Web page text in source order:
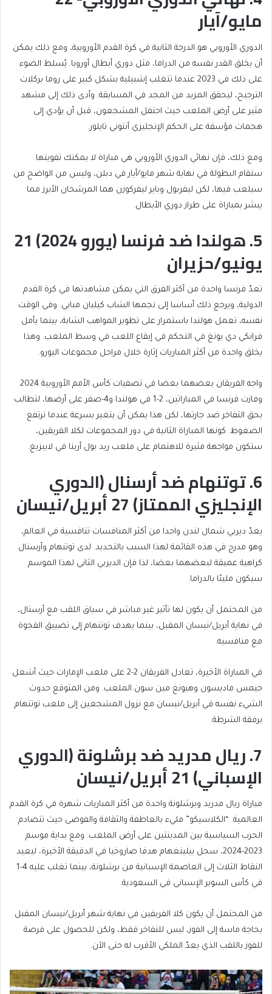
مايو/آيار
الدوري الأوروبي هو الدرجة الثانية في كرة القدم الأوروبية، ومع ذلك يمكن
أن يخلق القدر نفسه من الدراما، مثل دوري أبطال أوروبا. يُسلط الضوء
على ذلك في 2023 عندما تتغلب إشبيلية بشكل كبير على روما بركلات
الترجيح، ليحقق المزيد من المجد في المسابقة. وأدى ذلك إلى مشهد
مثير على أرض الملعب حيث احتفل المشجعون، قبل أن يؤدي إلى
هجمات مؤسفة على الحكم الإنجليزي أنتوني تايلور.
ومع ذلك، فإن نهائي الدوري الأوروبي هي مباراة لا يمكنك تفويتها.
ستقام البطولة في نهاية شهر مايو/أيار في دبلن، وليس من الواضح من
سيلعب فيها، لكن ليفربول وباير ليفركوزن هما المرشحان الأبرز مما
يبشر بمباراة على طراز دوري الأبطال.
5. هولندا ضد فرنسا (يورو 2024) 21
يونيو/حزيران
تعدّ فرنسا واحدة من أكثر الفرق التي يمكن مشاهدتها في كرة القدم
الدولية، ويرجع ذلك أساسا إلى نجمها الشاب كيليان مبابي. وفي الوقت
نفسه، تعمل هولندا باستمرار على تطوير المواهب الشابة، بينما يأمل
فرانكي دي يونغ في التحكم في إيقاع اللعب في وسط الملعب. وهذا
يخلق واحدة من أكثر المباريات إثارة خلال مراحل مجموعات اليورو.
واجه الفريقان بعضهما بعضا في تصفيات كأس الأمم الأوروبية 2024
وفازت فرنسا في المباراتين، 2-1 في هولندا و4-صفر على أرضها، لتطالب
بحق التفاخر ضد جارتها، لكن هذا يمكن أن يتغير بسرعة عندما ترتفع
الضغوط. كونها المباراة الثانية في دور المجموعات لكلا الفريقين،
ستكون مواجهة مثيرة للاهتمام على ملعب ريد بول أرينا في لايبزيغ.
6. توتنهام ضد أرسنال (الدوري
الإنجليزي الممتاز) 27 أبريل/نيسان
يعدّ ديربي شمال لندن واحدا من أكثر المنافسات تنافسية في العالم،
وهو مدرج في هذه القائمة لهذا السبب بالتحديد. لدى توتنهام وأرسنال
كراهية عميقة لبعضهما بعضا، لذا فإن الديربي الثاني لهذا الموسم
سيكون مليئا بالدراما.
من المحتمل أن يكون لها تأثير غير مباشر في سباق اللقب مع أرسنال،
في نهاية أبريل/نيسان المقبل، بينما يهدف توتنهام إلى تضييق الفجوة
مع منافسيه.
في المباراة الأخيرة، تعادل الفريقان 2-2 على ملعب الإمارات حيث أشعل
جيمس ماديسون وهيونغ مين سون الملعب. ومن المتوقع حدوث
الشيء نفسه في أبريل/نيسان مع نزول المشجعين إلى ملعب توتنهام
برفقة الشرطة.
7. ريال مدريد ضد برشلونة (الدوري
الإسباني) 21 أبريل/نيسان
مباراة ريال مدريد وبرشلونة واحدة من أكثر المباريات شهرة في كرة القدم
العالمية. “الكلاسيكو” مليء بالعاطفة والثقافة والفوضى حيث تتصادم
الحرب السياسية بين المدينتين على أرض الملعب. ومع بداية موسم
2023-2024، سجل بيلينغهام هدفا صاروخيا في الدقيقة الأخيرة، ليعيد
النقاط الثلاث إلى العاصمة الإسبانية من برشلونة، بينما تغلب عليه 4-1
في كأس السوبر الإسباني في السعودية.
من المحتمل أن يكون كلا الفريقين في نهاية شهر أبريل/نيسان المقبل
بحاجة ماسة إلى الفوز، ليس للتفاخر فقط، ولكن للحصول على فرصة
للفوز باللقب الذي يعدّ الملكي الأقرب له حتى الآن.